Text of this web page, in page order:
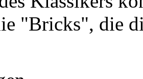
"Bricks", die